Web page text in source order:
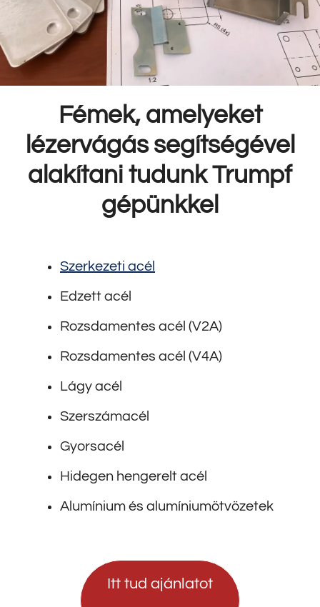
Fémek, amelyeket
lézervágás segítségével
alakítani tudunk Trumpf
gépünkkel
Szerkezeti acél
Edzett acél
Rozsdamentes acél (V2A)
Rozsdamentes acél (V4A)
Lágy acél
Szerszámacél
Gyorsacél
Hidegen hengerelt acél
Alumínium és alumíniumötvözetek
Itt tud ajánlatot